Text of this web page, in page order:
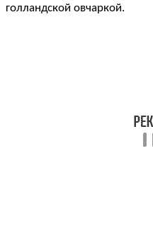
голландской овчаркой.